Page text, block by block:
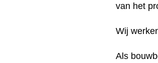
van het
Wij
Als